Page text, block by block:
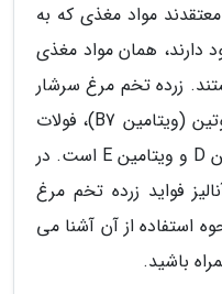
مواد مغذی که به
دارند، همان مواد مغذی
زرده تخم مرغ سرشار
از پروتئین و ویتامین از جمله بیوتین (ویتامین B7)، فولات
(ویتامین B9)، ویتامین A، ویتامین D و ویتامین E است. در
فواید زرده تخم مرغ
استفاده از آن آشنا می
باشید.